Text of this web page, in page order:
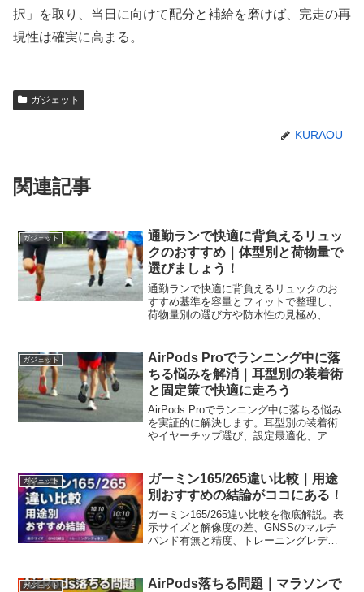
択」を取り、当日に向けて配分と補給を磨けば、完走の再
現性は確実に高まる。
ガジェット
KURAOU
関連記事
ガジェット
通勤ランで快適に背負えるリュッ
クのおすすめ｜体型別と荷物量で
選びましょう！
通勤ランで快適に背負えるリュックのお
すすめ基準を容量とフィットで整理し、
荷物量別の選び方や防水性の見極め、パ
ガジェット
AirPods Proでランニング中に落
ちる悩みを解消｜耳型別の装着術
と固定策で快適に走ろう
AirPods Proでランニング中に落ちる悩み
を実証的に解決します。耳型別の装着術
やイヤーチップ選び、設定最適化、アク
ガジェット
ガーミン165/265違い比較｜用途
別おすすめの結論がココにある！
ガーミン165/265違い比較を徹底解説。表
示サイズと解像度の差、GNSSのマルチ
バンド有無と精度、トレーニングレディ
モデルが分かる。
ガジェット
AirPods落ちる問題｜マラソンで